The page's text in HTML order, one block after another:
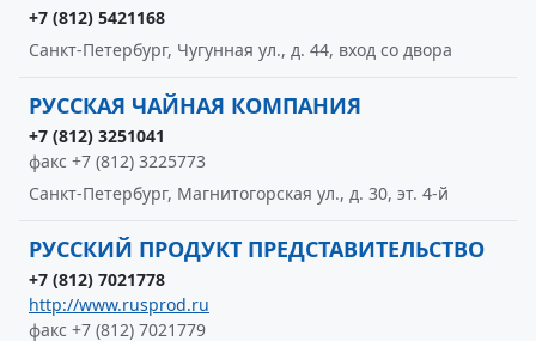
+7 (812) 5421168
Санкт-Петербург, Чугунная ул., д. 44, вход со двора
РУССКАЯ ЧАЙНАЯ КОМПАНИЯ
+7 (812) 3251041
факс +7 (812) 3225773
Санкт-Петербург, Магнитогорская ул., д. 30, эт. 4-й
РУССКИЙ ПРОДУКТ ПРЕДСТАВИТЕЛЬСТВО
+7 (812) 7021778
http://www.rusprod.ru
факс +7 (812) 7021779